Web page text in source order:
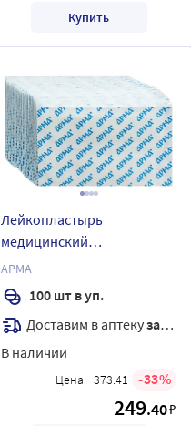
Купить
Лейкопластырь
медицинский
бактерицидный на
полимерной основе с
хлоргексидина
биглюконатом арма
телесный 25х72 мм 100 шт.
АРМА
100 шт в уп.
Доставим в аптекузавтра
В наличии
Цена: 373.41 33
249.40₽